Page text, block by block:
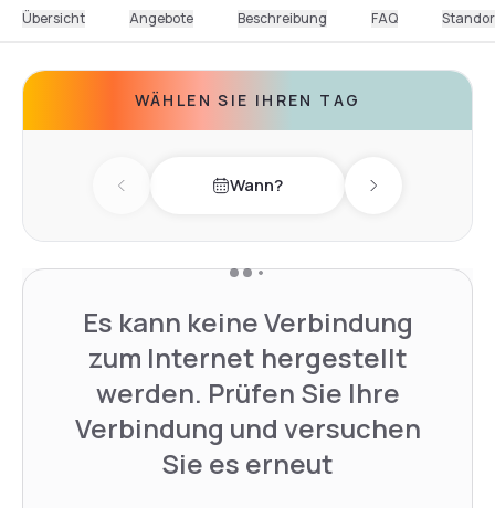
Übersicht Angebote Beschreibung FAQ
WÄHLEN SIE IHREN TAG
Previous day Wann? Next day
Es kann keine Verbindung
zum Internet hergestellt
werden. Prüfen Sie Ihre
Verbindung und versuchen
Sie es erneut